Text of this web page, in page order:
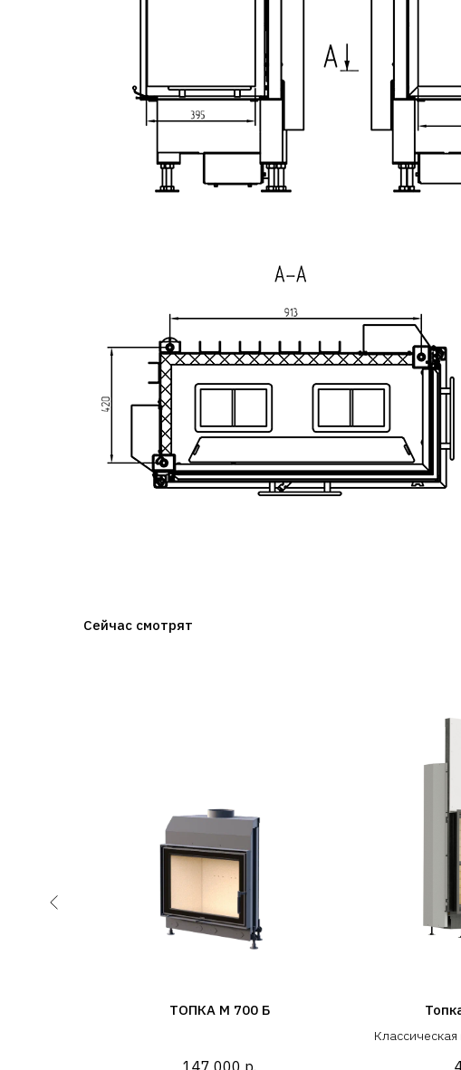
Сейчас смотрят
ТОПКА М 700 Б
Классическая